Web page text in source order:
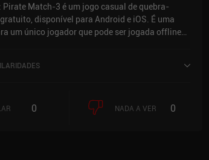
Pirate Match‑3 é um jogo casual de quebra-
disponível para Android e iOS. É uma
um único jogador que pode ser jogada offline
de 5,0 na App Store do iOS.
0 NADA A VER 0